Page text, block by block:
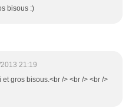
bisous :)
21:19
et gros bisous.<br /> <br /> <br />